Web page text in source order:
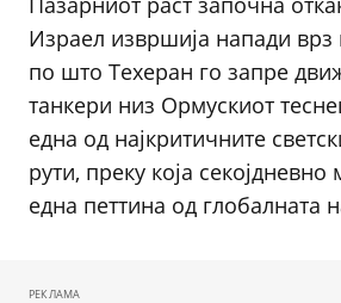
Израел извршија напади
по што Техеран го запре
танкери низ Ормускиот
една од најкритичните
рути, преку која
една петтина од глобалната
РЕКЛАМА